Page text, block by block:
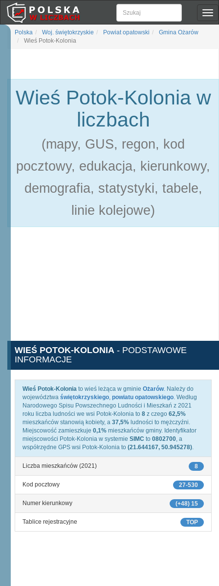
Polska Woj. świętokrzyskie Powiat opatowski
Gmina Ożarów
Wieś Potok-Kolonia
Wieś Potok-Kolonia w
liczbach
(mapy, GUS, regon, kod
pocztowy, edukacja, kierunkowy,
demografia, statystyki, tabele,
linie kolejowe)
WIEŚ POTOK-KOLONIA - PODSTAWOWE
INFORMACJE
Wieś Potok-Kolonia to wieś leżąca w gminie Ożarów. Należy do
województwa świętokrzyskiego, powiatu opatowskiego. Według
Narodowego Spisu Powszechnego Ludności i Mieszkań z 2021
roku liczba ludności we wsi Potok-Kolonia to 8 z czego 62,5%
mieszkańców stanowią kobiety, a 37,5% ludności to mężczyźni.
Miejscowość zamieszkuje 0,1% mieszkańców gminy. Identyfikator
miejscowości Potok-Kolonia w systemie SIMC to 0802700, a
współrzędne GPS wsi Potok-Kolonia to (21.644167, 50.945278).
8
Liczba mieszkańców (2021)
27-530
Kod pocztowy
(+48) 15
Numer kierunkowy
TOP
Tablice rejestracyjne